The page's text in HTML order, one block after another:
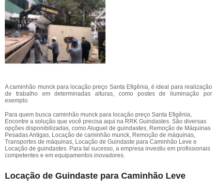
A caminhão munck para locação preço Santa Efigênia, é ideal para realização
de trabalho em determinadas alturas, como postes de iluminação por
exemplo.
Para quem busca caminhão munck para locação preço Santa Efigênia,
Encontre a solução que você precisa aqui na RRK Guindastes. São diversas
opções disponibilizadas, como Aluguel de guindastes, Remoção de Máquinas
Pesadas Antigas, Locação de caminhão munck, Remoção de máquinas,
Transportes de máquinas, Locação de Guindaste para Caminhão Leve e
Locação de guindastes. Para tal sucesso, a empresa investiu em profissionais
competentes e em equipamentos inovadores.
Locação de Guindaste para Caminhão Leve